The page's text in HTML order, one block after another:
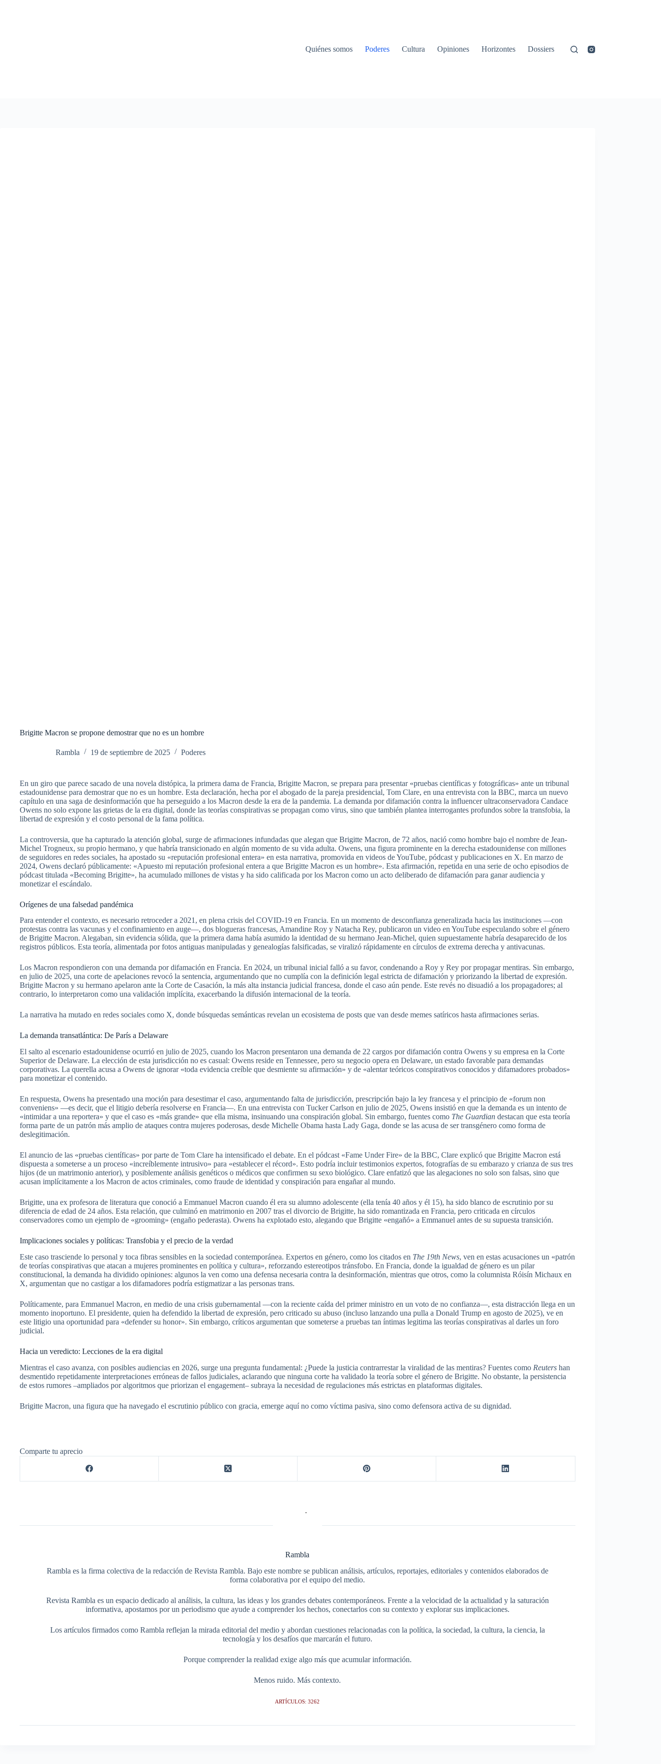
Quiénes somos Poderes Cultura Opiniones Horizontes Dossiers
Brigitte Macron se propone demostrar que no es un hombre
Rambla 19 de septiembre de 2025 Poderes
En un giro que parece sacado de una novela distópica, la primera dama de Francia, Brigitte Macron, se prepara para presentar «pruebas científicas y fotográficas» ante un tribunal
estadounidense para demostrar que no es un hombre. Esta declaración, hecha por el abogado de la pareja presidencial, Tom Clare, en una entrevista con la BBC, marca un nuevo
capítulo en una saga de desinformación que ha perseguido a los Macron desde la era de la pandemia. La demanda por difamación contra la influencer ultraconservadora Candace
Owens no solo expone las grietas de la era digital, donde las teorías conspirativas se propagan como virus, sino que también plantea interrogantes profundos sobre la transfobia, la
libertad de expresión y el costo personal de la fama política.
La controversia, que ha capturado la atención global, surge de afirmaciones infundadas que alegan que Brigitte Macron, de 72 años, nació como hombre bajo el nombre de Jean-
Michel Trogneux, su propio hermano, y que habría transicionado en algún momento de su vida adulta. Owens, una figura prominente en la derecha estadounidense con millones
de seguidores en redes sociales, ha apostado su «reputación profesional entera» en esta narrativa, promovida en videos de YouTube, pódcast y publicaciones en X. En marzo de
2024, Owens declaró públicamente: «Apuesto mi reputación profesional entera a que Brigitte Macron es un hombre». Esta afirmación, repetida en una serie de ocho episodios de
pódcast titulada «Becoming Brigitte», ha acumulado millones de vistas y ha sido calificada por los Macron como un acto deliberado de difamación para ganar audiencia y
monetizar el escándalo.
Orígenes de una falsedad pandémica
Para entender el contexto, es necesario retroceder a 2021, en plena crisis del COVID-19 en Francia. En un momento de desconfianza generalizada hacia las instituciones —con
protestas contra las vacunas y el confinamiento en auge—, dos blogueras francesas, Amandine Roy y Natacha Rey, publicaron un video en YouTube especulando sobre el género
de Brigitte Macron. Alegaban, sin evidencia sólida, que la primera dama había asumido la identidad de su hermano Jean-Michel, quien supuestamente habría desaparecido de los
registros públicos. Esta teoría, alimentada por fotos antiguas manipuladas y genealogías falsificadas, se viralizó rápidamente en círculos de extrema derecha y antivacunas.
Los Macron respondieron con una demanda por difamación en Francia. En 2024, un tribunal inicial falló a su favor, condenando a Roy y Rey por propagar mentiras. Sin embargo,
en julio de 2025, una corte de apelaciones revocó la sentencia, argumentando que no cumplía con la definición legal estricta de difamación y priorizando la libertad de expresión.
Brigitte Macron y su hermano apelaron ante la Corte de Casación, la más alta instancia judicial francesa, donde el caso aún pende. Este revés no disuadió a los propagadores; al
contrario, lo interpretaron como una validación implícita, exacerbando la difusión internacional de la teoría.
La narrativa ha mutado en redes sociales como X, donde búsquedas semánticas revelan un ecosistema de posts que van desde memes satíricos hasta afirmaciones serias.
La demanda transatlántica: De París a Delaware
El salto al escenario estadounidense ocurrió en julio de 2025, cuando los Macron presentaron una demanda de 22 cargos por difamación contra Owens y su empresa en la Corte
Superior de Delaware. La elección de esta jurisdicción no es casual: Owens reside en Tennessee, pero su negocio opera en Delaware, un estado favorable para demandas
corporativas. La querella acusa a Owens de ignorar «toda evidencia creíble que desmiente su afirmación» y de «alentar teóricos conspirativos conocidos y difamadores probados»
para monetizar el contenido.
En respuesta, Owens ha presentado una moción para desestimar el caso, argumentando falta de jurisdicción, prescripción bajo la ley francesa y el principio de «forum non
conveniens» —es decir, que el litigio debería resolverse en Francia—. En una entrevista con Tucker Carlson en julio de 2025, Owens insistió en que la demanda es un intento de
«intimidar a una reportera» y que el caso es «más grande» que ella misma, insinuando una conspiración global. Sin embargo, fuentes como The Guardian destacan que esta teoría
forma parte de un patrón más amplio de ataques contra mujeres poderosas, desde Michelle Obama hasta Lady Gaga, donde se las acusa de ser transgénero como forma de
deslegitimación.
El anuncio de las «pruebas científicas» por parte de Tom Clare ha intensificado el debate. En el pódcast «Fame Under Fire» de la BBC, Clare explicó que Brigitte Macron está
dispuesta a someterse a un proceso «increíblemente intrusivo» para «establecer el récord». Esto podría incluir testimonios expertos, fotografías de su embarazo y crianza de sus tres
hijos (de un matrimonio anterior), y posiblemente análisis genéticos o médicos que confirmen su sexo biológico. Clare enfatizó que las alegaciones no solo son falsas, sino que
acusan implícitamente a los Macron de actos criminales, como fraude de identidad y conspiración para engañar al mundo.
Brigitte, una ex profesora de literatura que conoció a Emmanuel Macron cuando él era su alumno adolescente (ella tenía 40 años y él 15), ha sido blanco de escrutinio por su
diferencia de edad de 24 años. Esta relación, que culminó en matrimonio en 2007 tras el divorcio de Brigitte, ha sido romantizada en Francia, pero criticada en círculos
conservadores como un ejemplo de «grooming» (engaño pederasta). Owens ha explotado esto, alegando que Brigitte «engañó» a Emmanuel antes de su supuesta transición.
Implicaciones sociales y políticas: Transfobia y el precio de la verdad
Este caso trasciende lo personal y toca fibras sensibles en la sociedad contemporánea. Expertos en género, como los citados en The 19th News, ven en estas acusaciones un «patrón
de teorías conspirativas que atacan a mujeres prominentes en política y cultura», reforzando estereotipos tránsfobo. En Francia, donde la igualdad de género es un pilar
constitucional, la demanda ha dividido opiniones: algunos la ven como una defensa necesaria contra la desinformación, mientras que otros, como la columnista Róisín Michaux en
X, argumentan que no castigar a los difamadores podría estigmatizar a las personas trans.
Políticamente, para Emmanuel Macron, en medio de una crisis gubernamental —con la reciente caída del primer ministro en un voto de no confianza—, esta distracción llega en un
momento inoportuno. El presidente, quien ha defendido la libertad de expresión, pero criticado su abuso (incluso lanzando una pulla a Donald Trump en agosto de 2025), ve en
este litigio una oportunidad para «defender su honor». Sin embargo, críticos argumentan que someterse a pruebas tan íntimas legitima las teorías conspirativas al darles un foro
judicial.
Hacia un veredicto: Lecciones de la era digital
Mientras el caso avanza, con posibles audiencias en 2026, surge una pregunta fundamental: ¿Puede la justicia contrarrestar la viralidad de las mentiras? Fuentes como Reuters han
desmentido repetidamente interpretaciones erróneas de fallos judiciales, aclarando que ninguna corte ha validado la teoría sobre el género de Brigitte. No obstante, la persistencia
de estos rumores –ampliados por algoritmos que priorizan el engagement– subraya la necesidad de regulaciones más estrictas en plataformas digitales.
Brigitte Macron, una figura que ha navegado el escrutinio público con gracia, emerge aquí no como víctima pasiva, sino como defensora activa de su dignidad.
Comparte tu aprecio
Rambla
Rambla es la firma colectiva de la redacción de Revista Rambla. Bajo este nombre se publican análisis, artículos, reportajes, editoriales y contenidos elaborados de
forma colaborativa por el equipo del medio.
Revista Rambla es un espacio dedicado al análisis, la cultura, las ideas y los grandes debates contemporáneos. Frente a la velocidad de la actualidad y la saturación
informativa, apostamos por un periodismo que ayude a comprender los hechos, conectarlos con su contexto y explorar sus implicaciones.
Los artículos firmados como Rambla reflejan la mirada editorial del medio y abordan cuestiones relacionadas con la política, la sociedad, la cultura, la ciencia, la
tecnología y los desafíos que marcarán el futuro.
Porque comprender la realidad exige algo más que acumular información.
Menos ruido. Más contexto.
ARTÍCULOS: 3262